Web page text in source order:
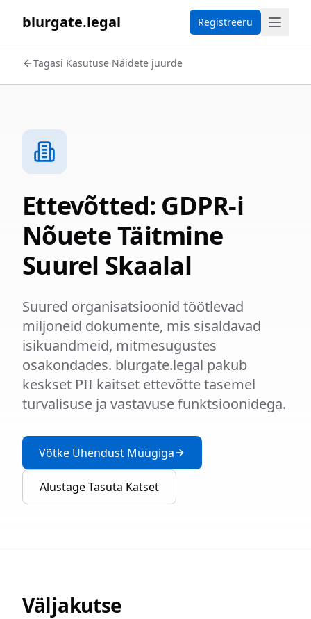
blurgate.legal Registreeru
Tagasi Kasutuse Näidete juurde
Ettevõtted: GDPR-i
Nõuete Täitmine
Suurel Skaalal
Suured organisatsioonid töötlevad
miljoneid dokumente, mis sisaldavad
isikuandmeid, mitmesugustes
osakondades. blurgate.legal pakub
keskset PII kaitset ettevõtte tasemel
turvalisuse ja vastavuse funktsioonidega.
Võtke Ühendust Müügiga
Alustage Tasuta Katset
Väljakutse